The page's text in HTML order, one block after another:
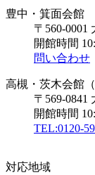
豊中・箕面会館
〒560-0001
開館時間
問い合わせ
高槻・茨木会館（
〒569-0841
開館時間
TEL:0120-
対応地域